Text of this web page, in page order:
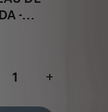
-
+